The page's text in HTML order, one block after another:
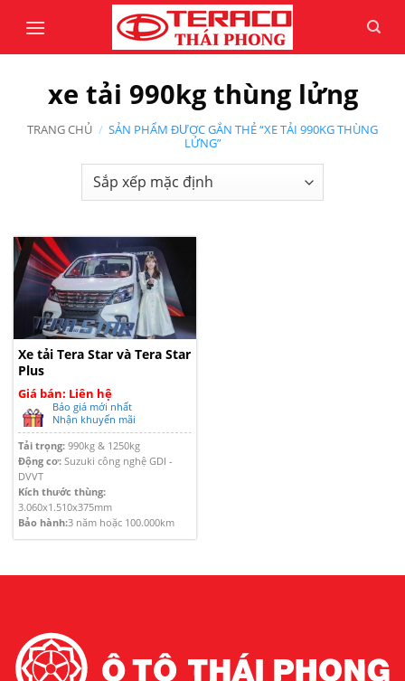
nội
xe tải 990kg thùng lửng
TRANG CHỦ / SẢN PHẨM ĐƯỢC GẮN THẺ “XE TẢI 990KG THÙNG
LỬNG”
Xe tải Tera Star và Tera Star
Plus
Giá bán: Liên hệ
Báo giá mới nhất
Nhận khuyến mãi
Tải trọng:990kg & 1250kg
Động cơ:Suzuki công nghệ GDI -
DVVT
Kích thước thùng:
3.060x1.510x375mm
Bảo hành:3 năm hoặc 100.000km